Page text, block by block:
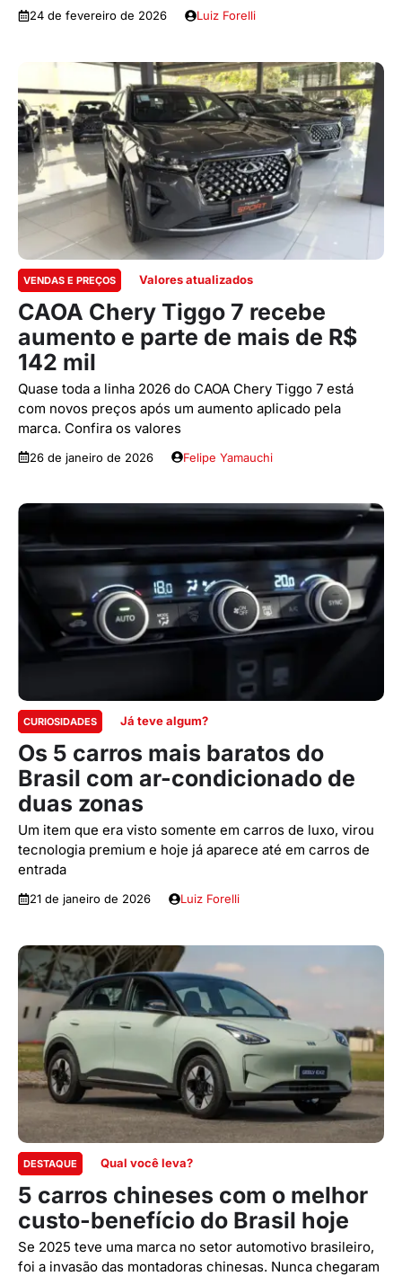
24 de fevereiro de 2026 Luiz Forelli
VENDAS E PREÇOS Valores atualizados
CAOA Chery Tiggo 7 recebe
aumento e parte de mais de R$
142 mil
Quase toda a linha 2026 do CAOA Chery Tiggo 7 está
com novos preços após um aumento aplicado pela
marca. Confira os valores
26 de janeiro de 2026 Felipe Yamauchi
CURIOSIDADES Já teve algum?
Os 5 carros mais baratos do
Brasil com ar-condicionado de
duas zonas
Um item que era visto somente em carros de luxo, virou
tecnologia premium e hoje já aparece até em carros de
entrada
21 de janeiro de 2026 Luiz Forelli
DESTAQUE Qual você leva?
5 carros chineses com o melhor
custo-benefício do Brasil hoje
Se 2025 teve uma marca no setor automotivo brasileiro,
foi a invasão das montadoras chinesas. Nunca chegaram